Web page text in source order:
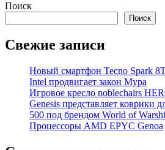
Поиск
Поиск
Свежие записи
Новый смартфон Tecno Spark
Intel продвигает закон Мура
Игровое кресло noblechairs
Genesis представляет коврики
500 под брендом World of
Процессоры AMD EPYC Genoa